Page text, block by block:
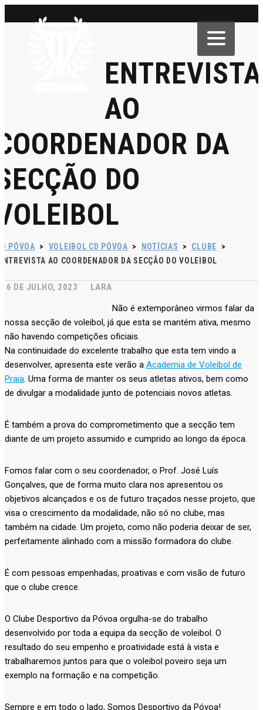
ENTREVISTA
AO
DA
DO
PÓVOA > VOLEIBOL CD PÓVOA > NOTÍCIAS > CLUBE
>
AO COORDENADOR DA SECÇÃO DO VOLEIBOL
6 DE JULHO, 2023
LARA
Não é extemporâneo virmos falar da
nossa secção de voleibol, já que esta se mantém ativa, mesmo
não havendo competições oficiais.
Na continuidade do excelente trabalho que esta tem vindo a
desenvolver, apresenta este verão a Academia de Voleibol de
Praia. Uma forma de manter os seus atletas ativos, bem como
de divulgar a modalidade junto de potenciais novos atletas.
É também a prova do comprometimento que a secção tem
diante de um projeto assumido e cumprido ao longo da época.
Fomos falar com o seu coordenador, o Prof. José Luís
Gonçalves, que de forma muito clara nos apresentou os
objetivos alcançados e os de futuro traçados nesse projeto, que
visa o crescimento da modalidade, não só no clube, mas
também na cidade. Um projeto, como não poderia deixar de ser,
perfeitamente alinhado com a missão formadora do clube.
É com pessoas empenhadas, proativas e com visão de futuro
que o clube cresce.
O Clube Desportivo da Póvoa orgulha-se do trabalho
desenvolvido por toda a equipa da secção de voleibol. O
resultado do seu empenho e proatividade está à vista e
trabalharemos juntos para que o voleibol poveiro seja um
exemplo na formação e na competição.
Sempre e em todo o lado, Somos Desportivo da Póvoa!